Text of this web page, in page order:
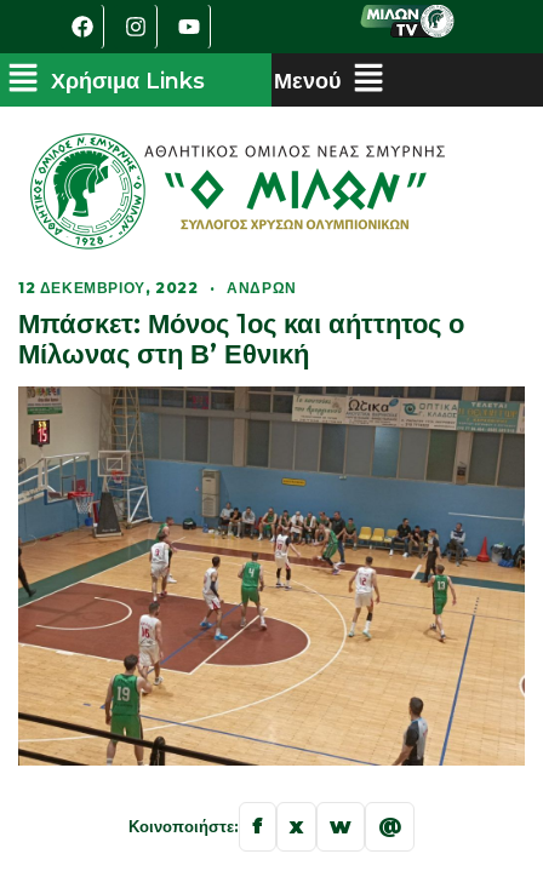
12 ΔΕΚΕΜΒΡΊΟΥ, 2022 · ΑΝΔΡΏΝ
Μπάσκετ: Μόνος 1ος και αήττητος ο
Μίλωνας στη Β’ Εθνική
Κοινοποιήστε: f x w @